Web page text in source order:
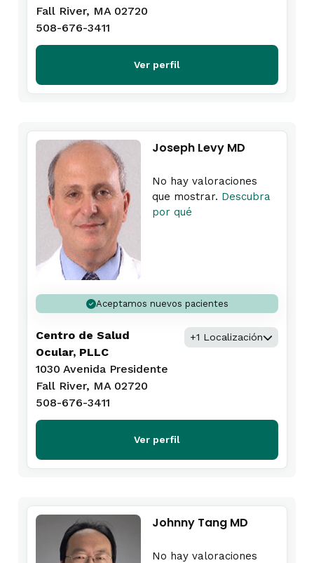
Fall River, MA 02720
508-676-3411
Ver perfil
Joseph Levy MD
No hay valoraciones
que mostrar. Descubra
por qué
Aceptamos nuevos pacientes
Centro de Salud
Ocular, PLLC
1030 Avenida Presidente
Fall River, MA 02720
508-676-3411
+1 Localización
Ver perfil
Johnny Tang MD
No hay valoraciones